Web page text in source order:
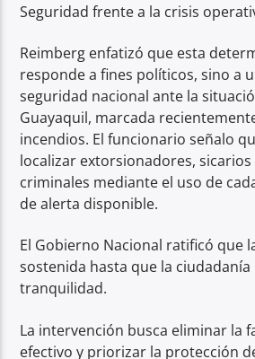
Seguridad frente a la crisis
Reimberg enfatizó que esta
responde a fines políticos, sino a
seguridad nacional ante la
Guayaquil, marcada
incendios. El funcionario señalo
localizar extorsionadores,
criminales mediante el uso de
de alerta disponible.
El Gobierno Nacional ratificó que
sostenida hasta que la
tranquilidad.
La intervención busca eliminar la
efectivo y priorizar la protección